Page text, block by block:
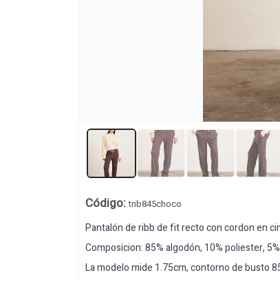
Código:tnb845choco
Pantalón de ribb de fit recto con cordon en
Composicion: 85% algodón, 10% poliester,
La modelo mide 1.75cm, contorno de busto